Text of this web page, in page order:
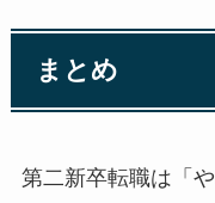
まとめ
第二新卒転職は「